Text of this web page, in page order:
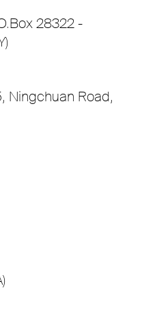
28322 -
Ningchuan Road,